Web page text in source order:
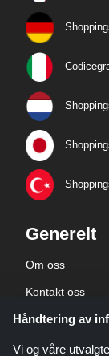
Generelt
Om oss
Kontakt oss
Håndtering av
Vi og våre